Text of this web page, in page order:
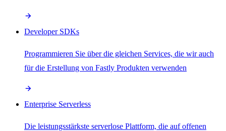
Developer SDKs
Programmieren Sie über die gleichen Services, die wir auch
für die Erstellung von Fastly Produkten verwenden
Enterprise Serverless
Die leistungsstärkste serverlose Plattform, die auf offenen